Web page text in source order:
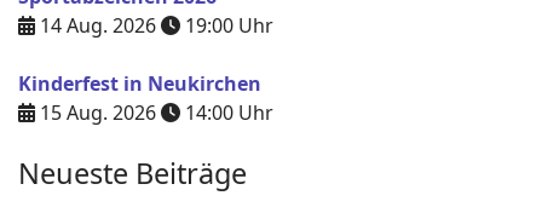
14 Aug. 2026
19:00 Uhr
Kinderfest in Neukirchen
15 Aug. 2026
14:00 Uhr
Neueste Beiträge